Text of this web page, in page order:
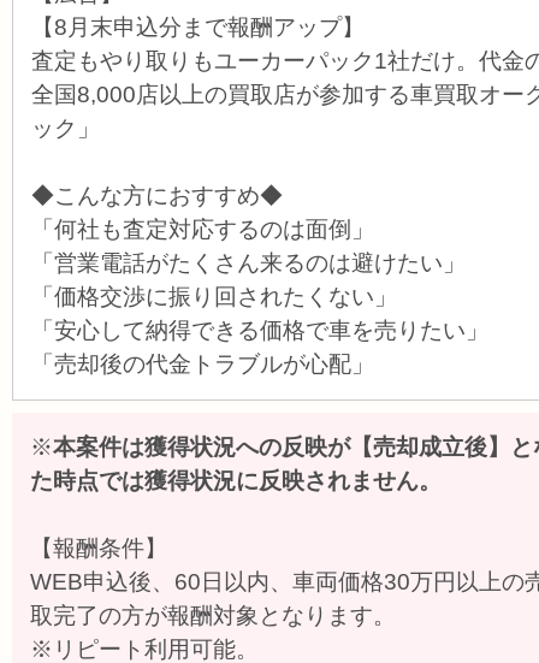
【8月末申込分まで報酬アップ】
査定もやり取りもユーカーパック1社だけ。代金
全国8,000店以上の買取店が参加する車買取オー
ック」
◆こんな方におすすめ◆
「何社も査定対応するのは面倒」
「営業電話がたくさん来るのは避けたい」
「価格交渉に振り回されたくない」
「安心して納得できる価格で車を売りたい」
「売却後の代金トラブルが心配」
※本案件は獲得状況への反映が【売却成立後】
た時点では獲得状況に反映されません。
【報酬条件】
WEB申込後、60日以内、車両価格30万円以上の
取完了の方が報酬対象となります。
※リピート利用可能。